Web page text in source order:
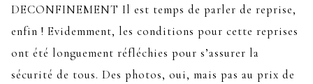
DECONFINEMENT Il est temps de parler de reprise,
enfin ! Evidemment, les conditions pour cette reprises
ont été longuement réfléchies pour s’assurer la
sécurité de tous. Des photos, oui, mais pas au prix de